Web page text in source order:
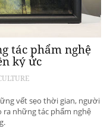
tác phẩm nghệ
ký ức
vết sẹo thời gian, người
những tác phẩm nghệ